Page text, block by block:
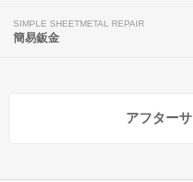
SIMPLE SHEETMETAL REPAIR
簡易鈑金
アフター